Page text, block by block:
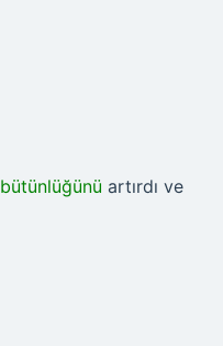
bütünlüğünü artırdı ve